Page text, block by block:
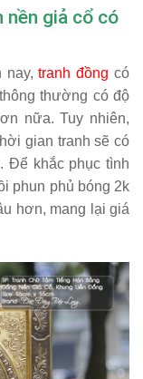
nền giả cổ có
nay,tranh đồng có
thường có độ
nữa. Tuy nhiên,
gian tranh sẽ có
Để khắc phục tình
phun phủ bóng 2k
hơn, mang lại giá